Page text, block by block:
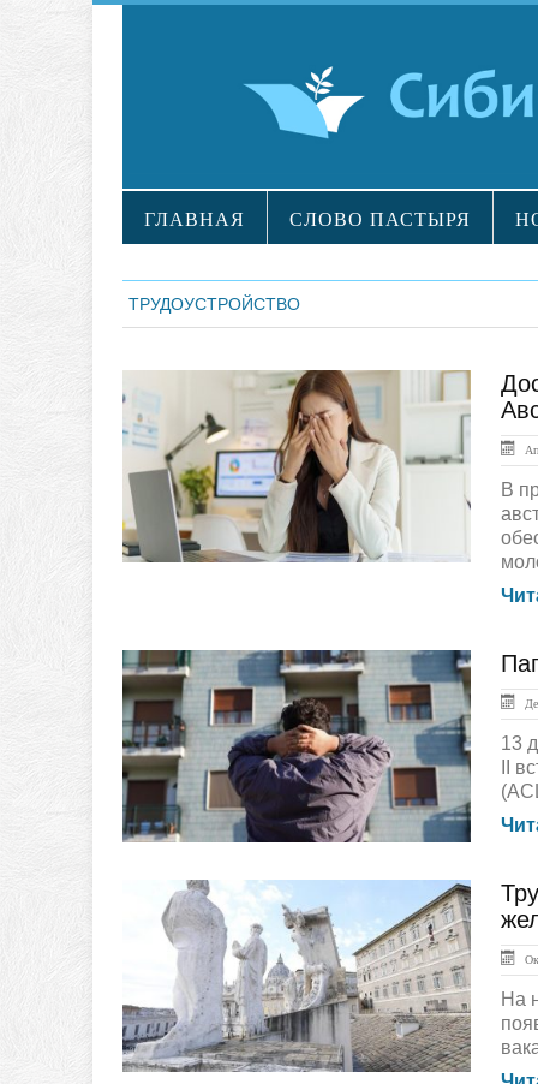
ГЛАВНАЯ СЛОВО ПАСТЫРЯ
ТРУДОУСТРОЙСТВО
ЛЕНТА НОВОСТЕЙ
В
ЛЕНТА НОВОСТЕЙ
13
II
ЛЕНТА НОВОСТЕЙ
На